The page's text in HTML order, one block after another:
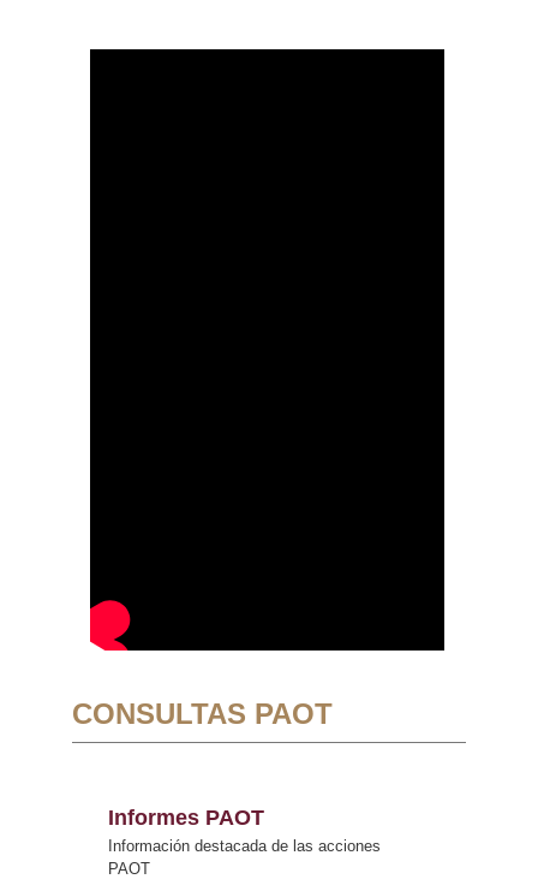
CONSULTAS PAOT
Informes PAOT
Información destacada de las acciones
PAOT